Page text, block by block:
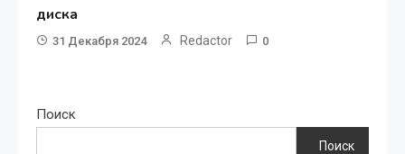
диска
31 Декабря 2024 Redactor 0
Поиск
Поиск